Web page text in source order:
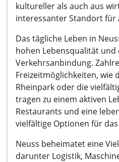
kultureller als auch aus
interessanter Standort für
Das tägliche Leben in
hohen Lebensqualität und
Verkehrsanbindung.
Freizeitmöglichkeiten, wie
Rheinpark oder die
tragen zu einem aktiven
Restaurants und eine
vielfältige Optionen für das
Neuss beheimatet eine
darunter Logistik,